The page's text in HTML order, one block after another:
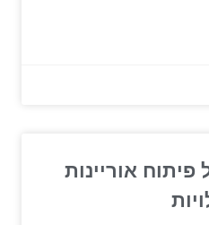
פיתוח אוריינות